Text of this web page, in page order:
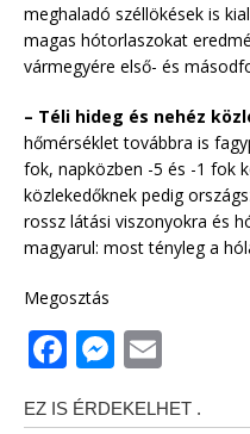
meghaladó széllökések is
magas hótorlaszokat
vármegyére első- és
– Téli hideg és nehéz
hőmérséklet továbbra is
fok, napközben -5 és -1 fok
közlekedőknek pedig
rossz látási viszonyokra és
magyarul: most tényleg a
Megosztás
F
a
M